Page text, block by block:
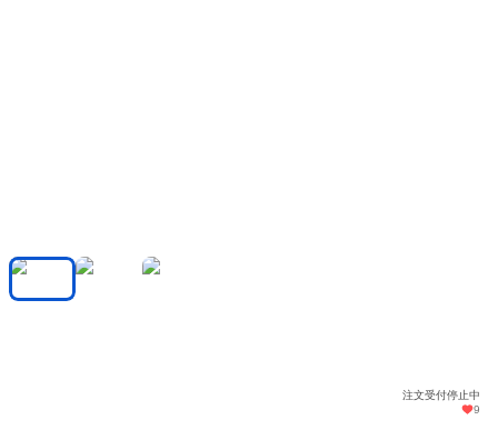
注文受付停止中
9